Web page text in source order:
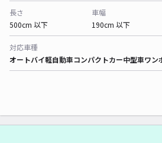
長さ
500cm 以下
車幅
190cm 以下
対応車種
オートバイ軽自動車コンパクトカー中型車ワン